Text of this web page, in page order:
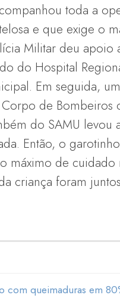
toda a
e que exige o
Militar deu apoio
do Hospital
Em seguida,
de Bombeiros
do SAMU levou
Então, o
máximo de cuidado
criança foram
com queimaduras em